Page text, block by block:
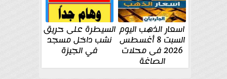
اسعار الذهب اليوم
السبت 8 أغسطس
2026 فى محلات
الصاغة
السيطرة على حريق
نشب داخل مسجد
في الجيزة